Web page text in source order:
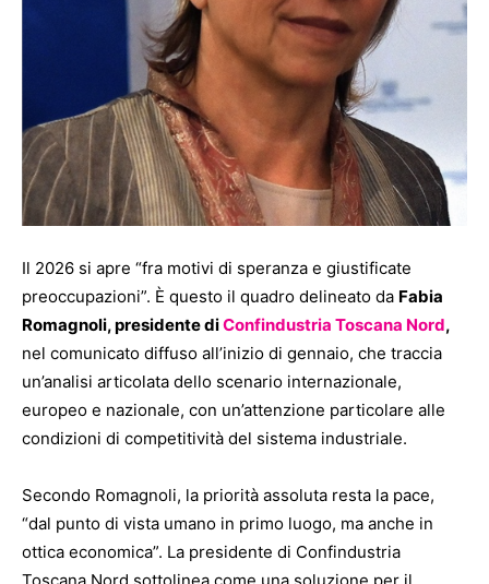
Il 2026 si apre “fra motivi di speranza e giustificate
preoccupazioni”. È questo il quadro delineato da Fabia
Romagnoli, presidente diConfindustria Toscana Nord,
nel comunicato diffuso all’inizio di gennaio, che traccia
un’analisi articolata dello scenario internazionale,
europeo e nazionale, con un’attenzione particolare alle
condizioni di competitività del sistema industriale.
Secondo Romagnoli, la priorità assoluta resta la pace,
“dal punto di vista umano in primo luogo, ma anche in
ottica economica”. La presidente di Confindustria
Toscana Nord sottolinea come una soluzione per il